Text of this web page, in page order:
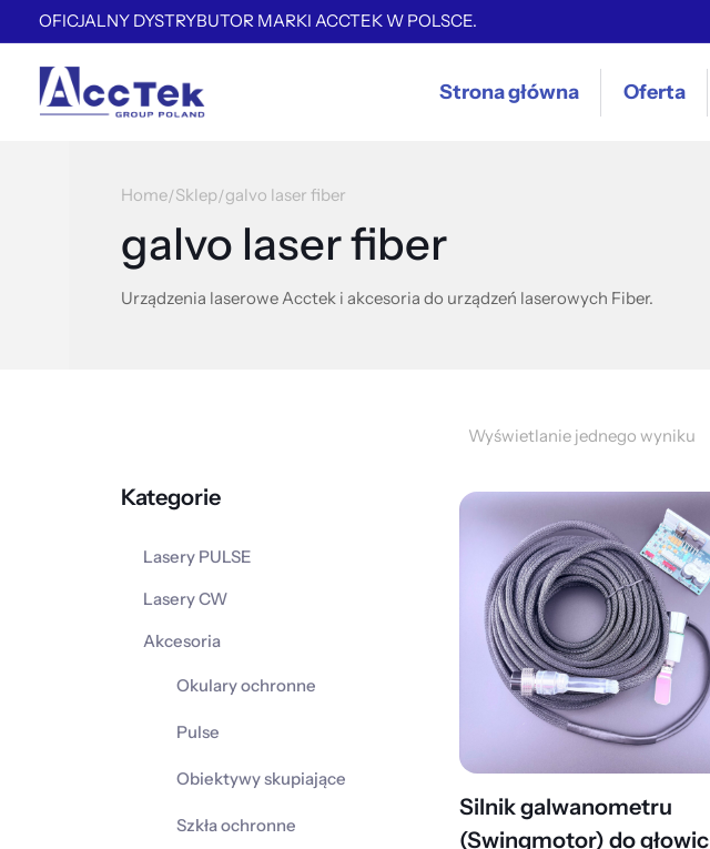
OFICJALNY DYSTRYBUTOR MARKI ACCTEK W POLSCE.
Strona główna Oferta
Home/Sklep/galvo laser fiber
galvo laser fiber
Urządzenia laserowe Acctek i akcesoria do urządzeń laserowych Fiber.
Kategorie
Lasery PULSE
Lasery CW
Akcesoria
Okulary ochronne
Pulse
Obiektywy skupiające
Szkła ochronne
Wyświetlanie jednego wyniku
Silnik galwanometru
(Swingmotor) do głowic